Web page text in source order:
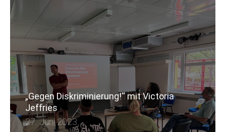
„Gegen Diskriminierung!“ mit Victoria
Jeffries
27. Juni 2023